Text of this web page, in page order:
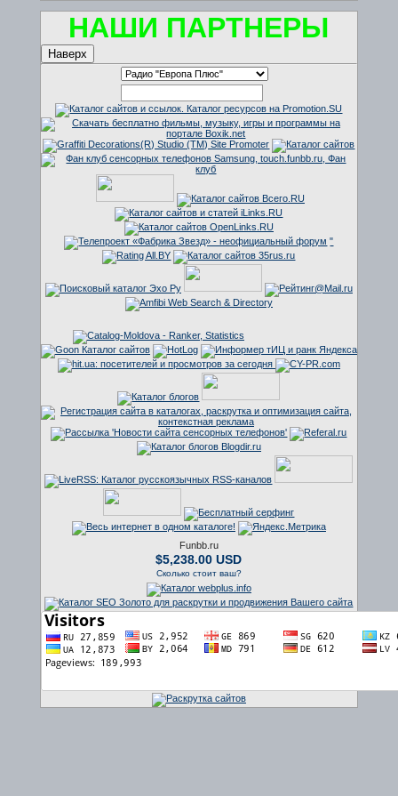
НАШИ ПАРТНЕРЫ
Наверх
"
Funbb.ru
$5,238.00 USD
Сколько стоит ваш?